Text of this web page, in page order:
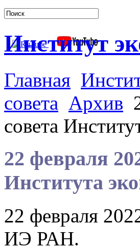
Институт
Главная
совета Архив
совета
22 февраля
Института
22 февраля
ИЭ РАН.